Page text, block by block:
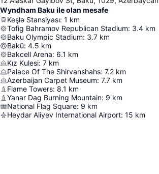
Wyndham Baku ile olan mesafe
Keşlə Stansiyası: 1 km
Tofig Bahramov Republican Stadium: 3.4 km
Baku Olympic Stadium: 3.7 km
Bakü: 4.5 km
Bakcell Arena: 6.1 km
Kız Kulesi: 7 km
Palace Of The Shirvanshahs: 7.2 km
Azerbaijan Carpet Museum: 7.7 km
Flame Towers: 8.1 km
Yanar Dag Burning Mountain: 9 km
National Flag Square: 9 km
Heydar Aliyev International Airport: 15 km